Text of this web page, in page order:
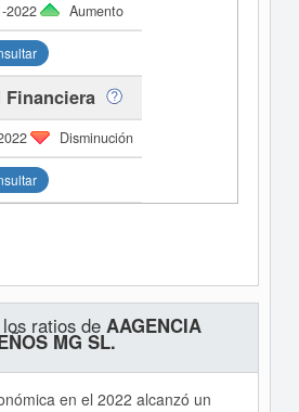
Aumento
Financiera
Disminución
ratios de AAGENCIA
MG SL.
en el 2022 alcanzó un